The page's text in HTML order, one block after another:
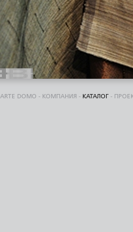
ARTE DOMO - КОМПАНИЯ - КАТАЛОГ -